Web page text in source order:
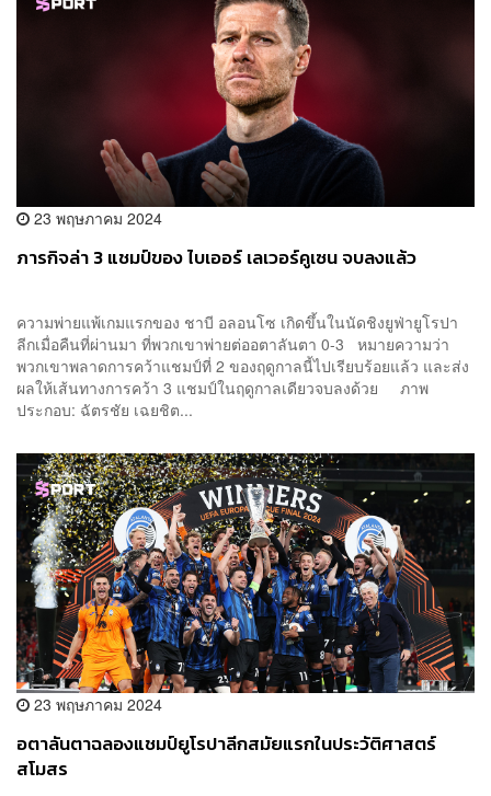
23 พฤษภาคม 2024
ภารกิจล่า 3 แชมป์ของ ไบเออร์ เลเวอร์คูเซน จบลงแล้ว
ความพ่ายแพ้เกมแรกของ ชาบี อลอนโซ เกิดขึ้นในนัดชิงยูฟ่ายูโรปา
ลีกเมื่อคืนที่ผ่านมา ที่พวกเขาพ่ายต่ออตาลันตา 0-3 หมายความว่า
พวกเขาพลาดการคว้าแชมป์ที่ 2 ของฤดูกาลนี้ไปเรียบร้อยแล้ว และส่ง
ผลให้เส้นทางการคว้า 3 แชมป์ในฤดูกาลเดียวจบลงด้วย ภาพ
ประกอบ: ฉัตรชัย เฉยชิต...
23 พฤษภาคม 2024
อตาลันตาฉลองแชมป์ยูโรปาลีกสมัยแรกในประวัติศาสตร์
สโมสร